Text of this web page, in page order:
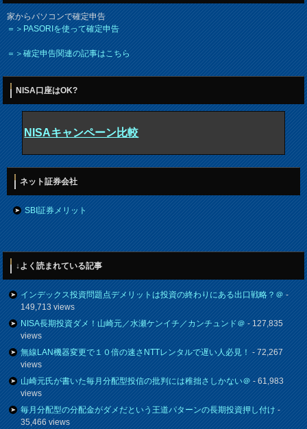
家からパソコンで確定申告
＝＞PASORIを使って確定申告
＝＞確定申告関連の記事はこちら
NISA口座はOK?
NISAキャンペーン比較
ネット証券会社
SBI証券メリット
↓よく読まれている記事
インデックス投資問題点デメリットは投資の終わりにある出口戦略？＠-
149,713 views
NISA長期投資ダメ！山崎元／水瀬ケンイチ／カンチュンド＠- 127,835
views
無線LAN機器変更で１０倍の速さNTTレンタルで遅い人必見！- 72,267
views
山崎元氏が書いた毎月分配型投信の批判には稚拙さしかない＠- 61,983
views
毎月分配型の分配金がダメだという王道パターンの長期投資押し付け-
35,466 views